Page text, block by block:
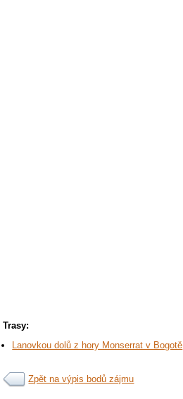
Trasy:
Lanovkou dolů z hory Monserrat v Bogotě
Zpět na výpis bodů zájmu